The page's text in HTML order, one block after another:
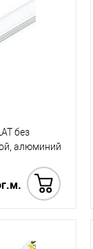
без
алюминий
в 1 клик